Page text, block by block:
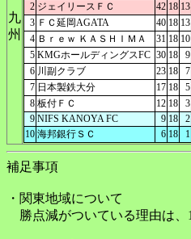
九
州
2 ジェイリースＦＣ 42 18 13
3 ＦＣ延岡AGATA 40 18 13
4 Ｂｒｅｗ ＫＡＳＨＩＭＡ 31 18 10
5 KMGホールディングスFC 30 18 9
6 川副クラブ 23 18 7
7 日本製鉄大分 17 18 5
8 板付ＦＣ 12 18 3
9 NIFS KANOYA FC 9 18 2
10 海邦銀行ＳＣ 6 18 1
補足事項
・関東地域について
勝点減がついている理由は、